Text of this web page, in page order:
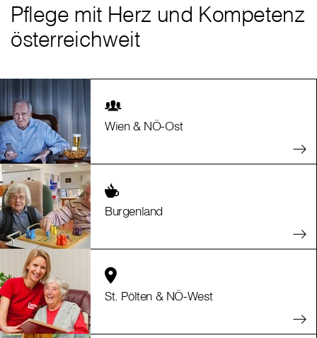
Pflege mit Herz und Kompetenz
österreichweit
Wien & NÖ-Ost
Burgenland
St. Pölten & NÖ-West